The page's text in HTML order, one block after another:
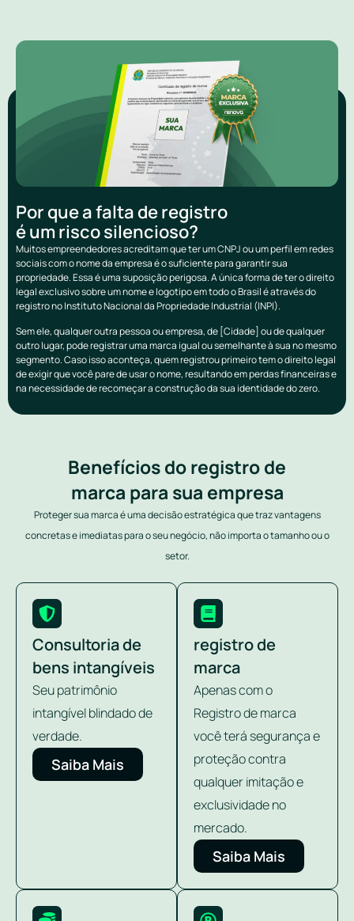
Por que a falta de registro
é um risco silencioso?
Muitos empreendedores acreditam que ter um CNPJ ou um perfil em redes
sociais com o nome da empresa é o suficiente para garantir sua
propriedade. Essa é uma suposição perigosa. A única forma de ter o direito
legal exclusivo sobre um nome e logotipo em todo o Brasil é através do
registro no Instituto Nacional da Propriedade Industrial (INPI).
Sem ele, qualquer outra pessoa ou empresa, de [Cidade] ou de qualquer
outro lugar, pode registrar uma marca igual ou semelhante à sua no mesmo
segmento. Caso isso aconteça, quem registrou primeiro tem o direito legal
de exigir que você pare de usar o nome, resultando em perdas financeiras e
na necessidade de recomeçar a construção da sua identidade do zero.
Benefícios do registro de
marca para sua empresa
Proteger sua marca é uma decisão estratégica que traz vantagens
concretas e imediatas para o seu negócio, não importa o tamanho ou o
setor.
Consultoria de
bens intangíveis
Seu patrimônio
intangível blindado de
verdade.
Saiba Mais
registro de
marca
Apenas com o
Registro de marca
você terá segurança e
proteção contra
qualquer imitação e
exclusividade no
mercado.
Saiba Mais